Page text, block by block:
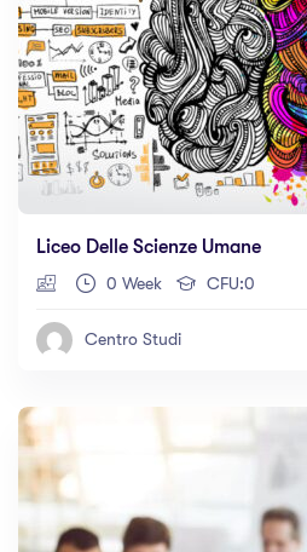
Liceo Delle Scienze Umane
0 Week CFU:0
Centro Studi